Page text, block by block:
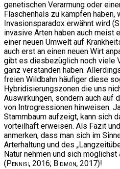
genetischen Verarmung oder
Flaschenhals zu kämpfen haben,
Invasionsparadox erwähnt wird (
invasive Arten haben auch meist
einer neuen Umwelt auf
auch erst an einen neuen Wirt
gibt es diesbezüglich noch viele
ganz verstanden haben.
freien Wildbahn häufiger diese
Hybridisierungszonen die uns
Auswirkungen, sondern auch auf
von Introgressionen hinweisen.
Stammbaum aufzeigt, kann sich
vorteilhaft erweisen. Als Fazit
anmerken, dass man sich im
Arterhaltung und des
Natur nehmen und sich
(Pennisi, 2016; Bidmon, 2017)!